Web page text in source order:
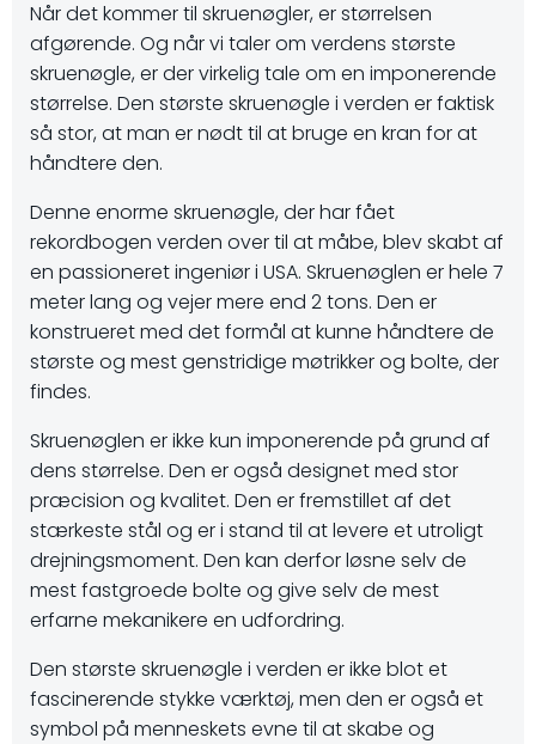
Når det kommer til skruenøgler, er størrelsen
afgørende. Og når vi taler om verdens største
skruenøgle, er der virkelig tale om en imponerende
størrelse. Den største skruenøgle i verden er faktisk
så stor, at man er nødt til at bruge en kran for at
håndtere den.
Denne enorme skruenøgle, der har fået
rekordbogen verden over til at måbe, blev skabt af
en passioneret ingeniør i USA. Skruenøglen er hele 7
meter lang og vejer mere end 2 tons. Den er
konstrueret med det formål at kunne håndtere de
største og mest genstridige møtrikker og bolte, der
findes.
Skruenøglen er ikke kun imponerende på grund af
dens størrelse. Den er også designet med stor
præcision og kvalitet. Den er fremstillet af det
stærkeste stål og er i stand til at levere et utroligt
drejningsmoment. Den kan derfor løsne selv de
mest fastgroede bolte og give selv de mest
erfarne mekanikere en udfordring.
Den største skruenøgle i verden er ikke blot et
fascinerende stykke værktøj, men den er også et
symbol på menneskets evne til at skabe og